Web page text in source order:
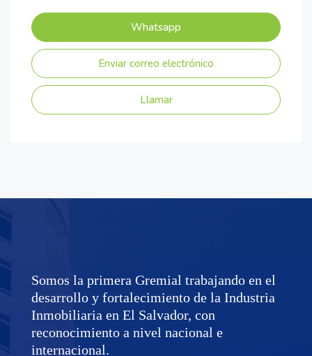
Whatsapp
Enviar correo electrónico
Llamar
Somos la primera Gremial trabajando en el
desarrollo y fortalecimiento de la Industria
Inmobiliaria en El Salvador, con
reconocimiento a nivel nacional e
internacional.